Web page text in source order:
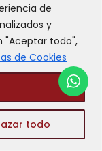
de
y
"Aceptar todo",
de Cookies
todo
es crítico.
en partes»
efectivo:
¿Qué